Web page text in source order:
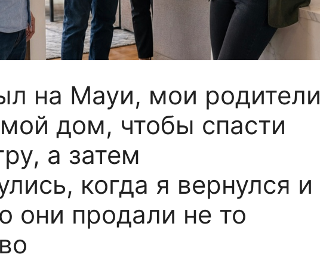
на Мауи, мои родители
дом, чтобы спасти
а затем
когда я вернулся и
они продали не то